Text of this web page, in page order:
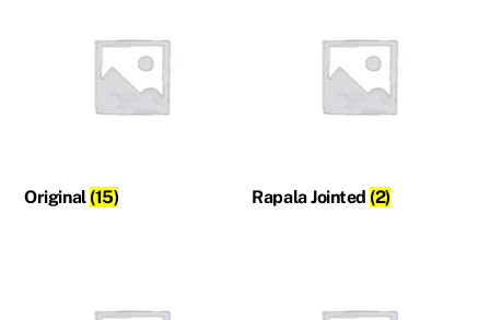
Original (15) Rapala Jointed (2)